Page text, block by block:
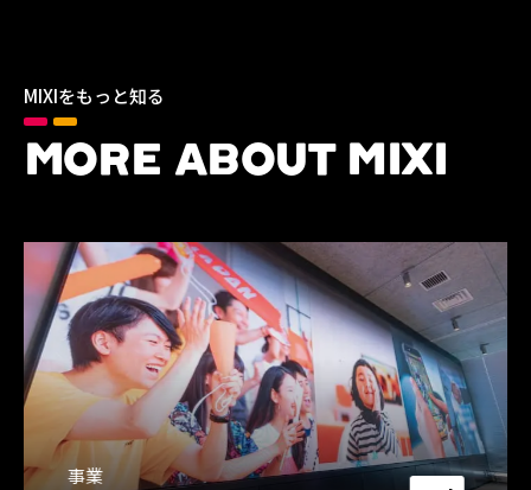
MIXIをもっと知る
MORE ABOUT MIXI
事業